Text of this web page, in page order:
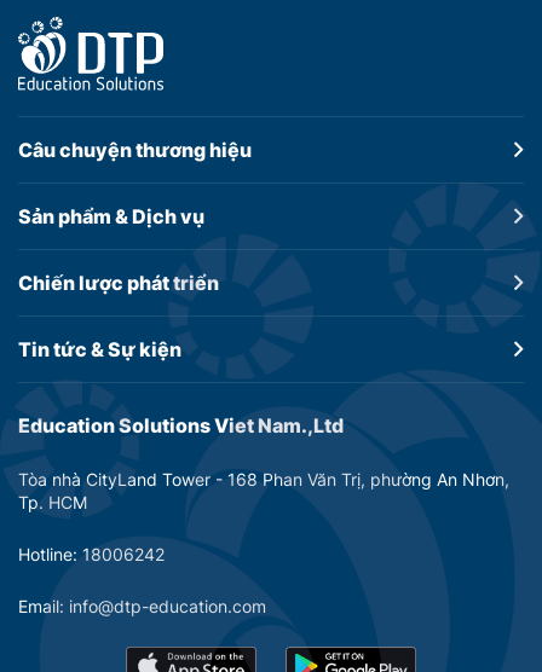
Education Solutions Viet Nam.,Ltd
Tòa nhà CityLand Tower - 168 Phan Văn Trị, phường An Nhơn,
Tp. HCM
Hotline: 18006242
Email: info@dtp-education.com
Câu chuyệnthương hiệu
Sản phẩm &Dịch vụ
Chiến lược phát triển
Tin tức &Sự kiện